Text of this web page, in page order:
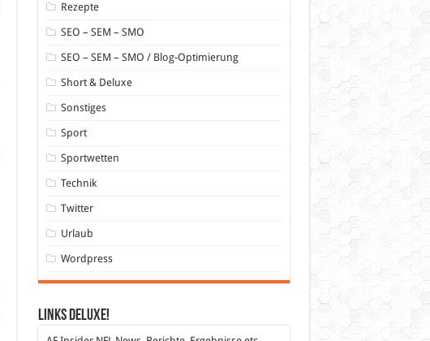
Rezepte
SEO – SEM – SMO
SEO – SEM – SMO / Blog-Optimierung
Short & Deluxe
Sonstiges
Sport
Sportwetten
Technik
Twitter
Urlaub
Wordpress
Links DeLuXe!